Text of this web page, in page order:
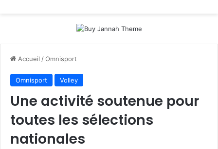
Accueil /Omnisport
Omnisport Volley
Une activité soutenue pour
toutes les sélections
nationales